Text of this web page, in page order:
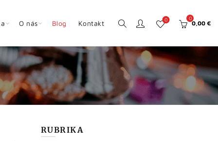
O nás Blog Kontakt 0 0
0,00 €
RUBRIKA